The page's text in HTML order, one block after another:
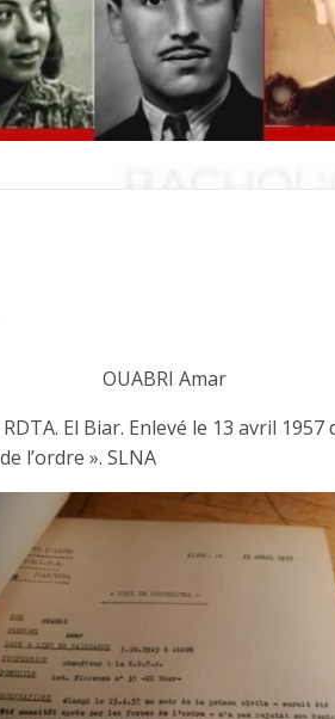
OUABRI Amar
El Biar. Enlevé le 13 avril
l’ordre ». SLNA